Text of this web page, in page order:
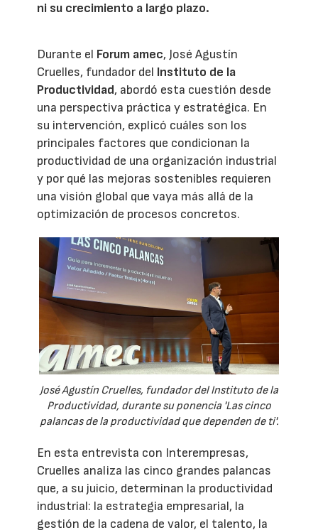
ni su crecimiento a largo plazo.
Durante el Forum amec, José Agustín
Cruelles, fundador del Instituto de la
Productividad, abordó esta cuestión desde
una perspectiva práctica y estratégica. En
su intervención, explicó cuáles son los
principales factores que condicionan la
productividad de una organización industrial
y por qué las mejoras sostenibles requieren
una visión global que vaya más allá de la
optimización de procesos concretos.
José Agustín Cruelles, fundador del Instituto de la
Productividad, durante su ponencia 'Las cinco
palancas de la productividad que dependen de ti'.
En esta entrevista con Interempresas,
Cruelles analiza las cinco grandes palancas
que, a su juicio, determinan la productividad
industrial: la estrategia empresarial, la
gestión de la cadena de valor, el talento, la